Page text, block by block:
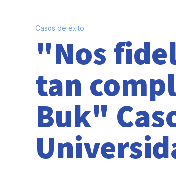
Casos de éxito
"Nos
tan
Buk"